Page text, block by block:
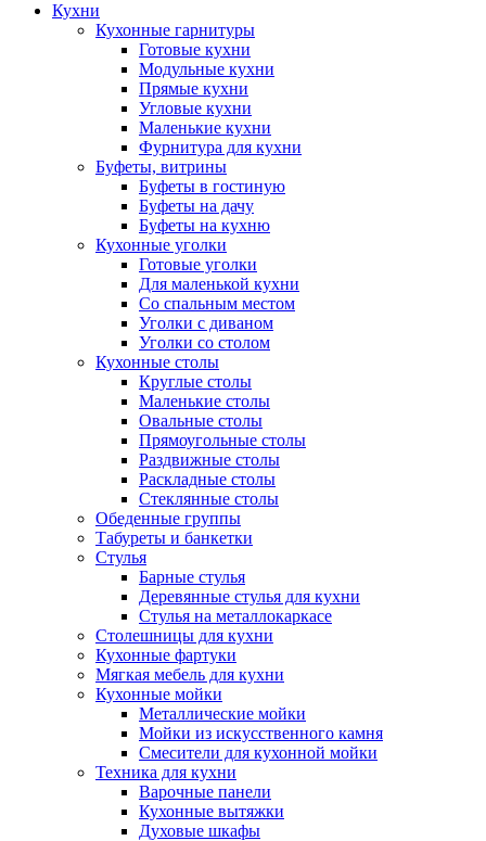
Кухни
Кухонные гарнитуры
Готовые кухни
Модульные кухни
Прямые кухни
Угловые кухни
Маленькие кухни
Фурнитура для кухни
Буфеты, витрины
Буфеты в гостиную
Буфеты на дачу
Буфеты на кухню
Кухонные уголки
Готовые уголки
Для маленькой кухни
Со спальным местом
Уголки с диваном
Уголки со столом
Кухонные столы
Круглые столы
Маленькие столы
Овальные столы
Прямоугольные столы
Раздвижные столы
Раскладные столы
Стеклянные столы
Обеденные группы
Табуреты и банкетки
Стулья
Барные стулья
Деревянные стулья для кухни
Стулья на металлокаркасе
Столешницы для кухни
Кухонные фартуки
Мягкая мебель для кухни
Кухонные мойки
Металлические мойки
Мойки из искусственного камня
Смесители для кухонной мойки
Техника для кухни
Варочные панели
Кухонные вытяжки
Духовые шкафы